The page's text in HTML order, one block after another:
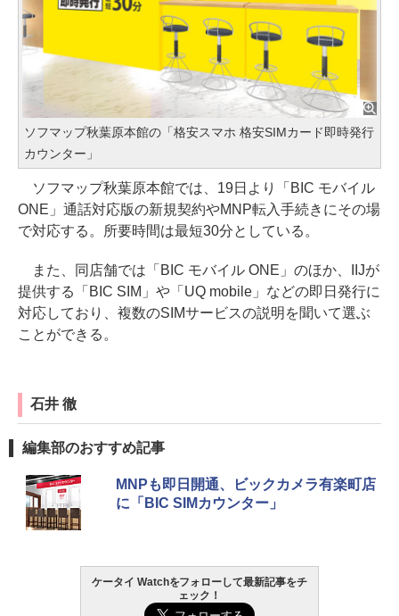
ソフマップ秋葉原本館の「格安スマホ 格安SIMカード即時発行
カウンター」
ソフマップ秋葉原本館では、19日より「BIC モバイル
ONE」通話対応版の新規契約やMNP転入手続きにその場
で対応する。所要時間は最短30分としている。
また、同店舗では「BIC モバイル ONE」のほか、IIJが
提供する「BIC SIM」や「UQ mobile」などの即日発行に
対応しており、複数のSIMサービスの説明を聞いて選ぶ
ことができる。
石井 徹
編集部のおすすめ記事
MNPも即日開通、ビックカメラ有楽町店
に「BIC SIMカウンター」
ケータイ Watchをフォローして最新記事をチ
ェック！